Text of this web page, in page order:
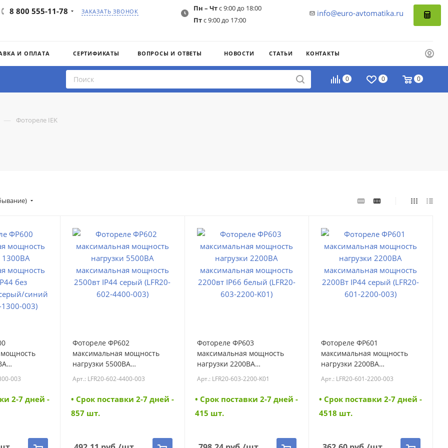
8 800 555-11-78 ЗАКАЗАТЬ ЗВОНОК info@euro-avtomatika.ru
Пн – Чтс 9:00 до 18:00
Птс 9:00 до 17:00
И ОПЛАТА СЕРТИФИКАТЫ ВОПРОСЫ И ОТВЕТЫ НОВОСТИ СТАТЬИ КОНТАКТЫ
0 0 0
— Фотореле IEK
регулировки
600-
600-1300-
003
2-7 дней -
Фотореле ФР602
максимальная мощность
нагрузки 5500ВА
максимальная мощность
2500вт IP44 серый (LFR20-
602-4400-003) (LFR20-602-
4400-003)
Арт.: LFR20-602-4400-003
• Cрок поставки 2-7 дней -
857 шт.
Фотореле ФР603
максимальная мощность
нагрузки 2200ВА
максимальная мощность
2200вт IP66 белый (LFR20-
603-2200-K01) (LFR20-603-
2200-K01)
Арт.: LFR20-603-2200-K01
• Cрок поставки 2-7 дней -
415 шт.
Фотореле ФР601
максимальная мощность
нагрузки 2200ВА
максимальная мощность
2200Вт IP44 серый (LFR20-
601-2200-003) (LFR20-601-
2200-003)
Арт.: LFR20-601-2200-003
• Cрок поставки 2-7 дней -
4518 шт.